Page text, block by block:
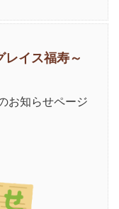
レイス福寿～
お知らせページ